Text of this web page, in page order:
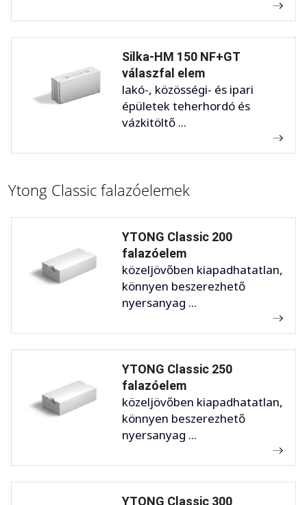
Silka-HM 150 NF+GT
válaszfal elem
lakó-, közösségi- és ipari
épületek teherhordó és
vázkitöltő ...
Ytong Classic falazóelemek
YTONG Classic 200
falazóelem
közeljövőben kiapadhatatlan,
könnyen beszerezhető
nyersanyag ...
YTONG Classic 250
falazóelem
közeljövőben kiapadhatatlan,
könnyen beszerezhető
nyersanyag ...
YTONG Classic 300